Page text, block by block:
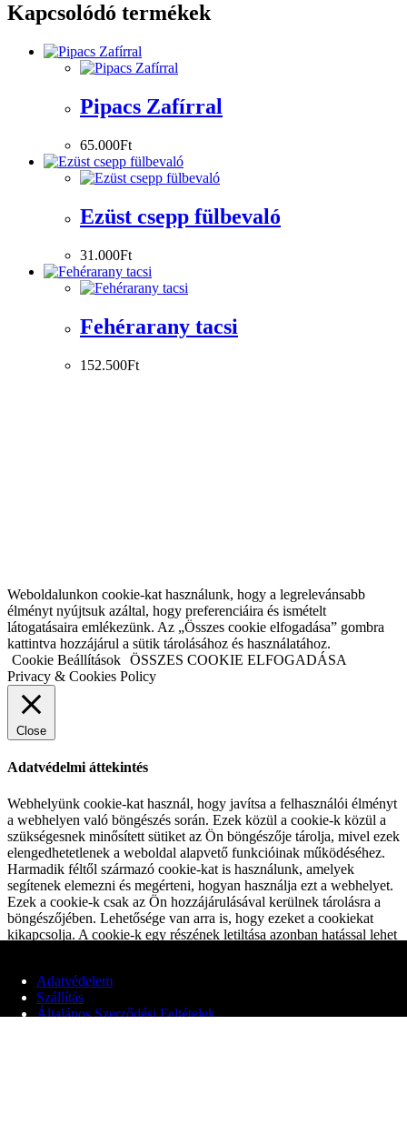
Kapcsolódó termékek
Pipacs Zafírral
65.000Ft
Ezüst csepp fülbevaló
31.000Ft
Fehérarany tacsi
152.500Ft
Adatvédelem
Szállítás
Általános Szerződési Feltételek
Weboldalunkon cookie-kat használunk, hogy a legrelevánsabb
élményt nyújtsuk azáltal, hogy preferenciáira és ismételt
látogatásaira emlékezünk. Az „Összes cookie elfogadása” gombra
kattintva hozzájárul a sütik tárolásához és használatához.
Cookie Beállítások ÖSSZES COOKIE ELFOGADÁSA
Privacy & Cookies Policy
Close
Adatvédelmi áttekintés
Webhelyünk cookie-kat használ, hogy javítsa a felhasználói élményt
a webhelyen való böngészés során. Ezek közül a cookie-k közül a
szükségesnek minősített sütiket az Ön böngészője tárolja, mivel ezek
elengedhetetlenek a weboldal alapvető funkcióinak működéséhez.
Harmadik féltől származó cookie-kat is használunk, amelyek
segítenek elemezni és megérteni, hogyan használja ezt a webhelyet.
Ezek a cookie-k csak az Ön hozzájárulásával kerülnek tárolásra a
böngészőjében. Lehetősége van arra is, hogy ezeket a cookiekat
kikapcsolja. A cookie-k egy részének letiltása azonban hatással lehet
Alapvető Cookiek
Always Enabled
Ezek a cookie-k elengedhetetlenek a weboldal megfelelő